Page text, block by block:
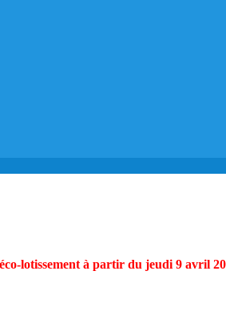
lotissement à partir du jeudi 9 avril